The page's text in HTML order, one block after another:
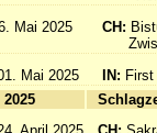
Mai 2025
CH:
Mai 2025
IN: